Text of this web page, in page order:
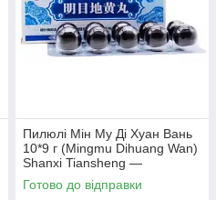
Пилюлі Мін Му Ді Хуан Вань
10*9 г (Mingmu Dihuang Wan)
Shanxi Tiansheng —
китайський препарат для
відновлення зору.
Готово до відправки